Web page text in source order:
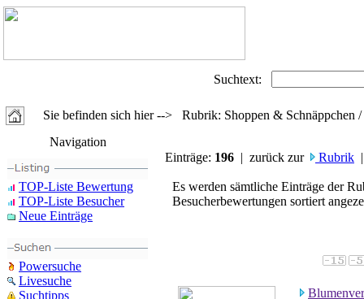
Suchtext:
Sie befinden sich hier --> Rubrik: Shoppen & Schnäppchen
Navigation
TOP-Liste Bewertung
TOP-Liste Besucher
Neue Einträge
Powersuche
Livesuche
Suchtipps
Einträge: 196 | zurück zur Rubrik
Es werden sämtliche Einträge der
Besucherbewertungen sortiert